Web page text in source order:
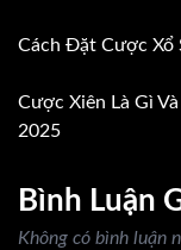
Cách Đặt Cược Xổ
Cược Xiên Là Gì
2025
Bình Luận
Không có bình luận